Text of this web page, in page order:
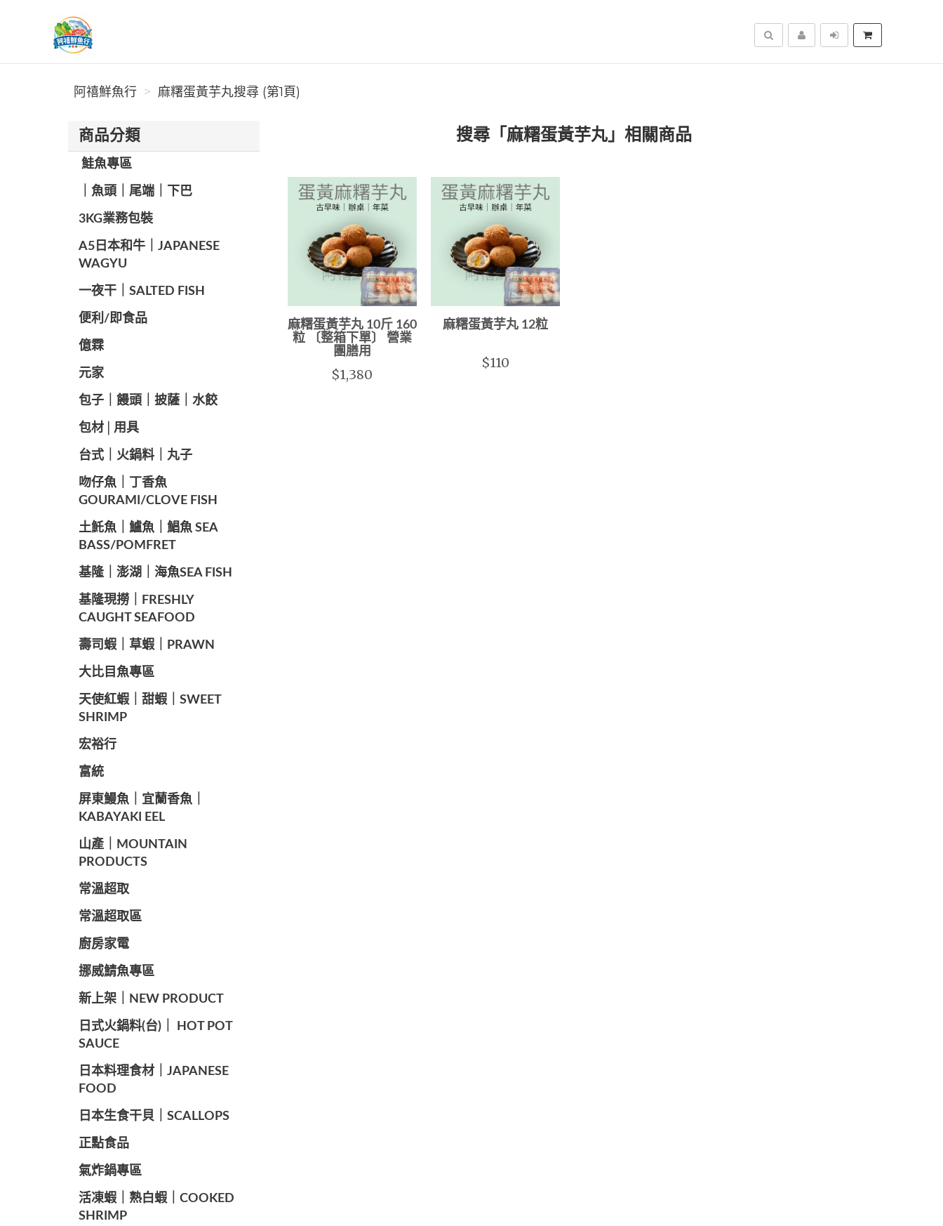
阿禧鮮魚行
搜尋
阿禧鮮魚行 麻糬蛋黃芋丸搜尋 (第1頁)
商品分類
️ 鮭魚專區
️｜魚頭｜尾端｜下巴
️3KG業務包裝
A5日本和牛｜JAPANESE
WAGYU
️一夜干｜SALTED FISH
便利/即食品
億霖
元家
️包子｜饅頭｜披薩｜水餃
包材│用具
️台式｜火鍋料｜丸子
️吻仔魚｜丁香魚
GOURAMI/CLOVE FISH
️土魠魚｜鱸魚｜鯧魚 SEA ​​
BASS/POMFRET
️基隆｜澎湖｜海魚SEA ​​FISH
️基隆現撈｜FRESHLY
CAUGHT SEAFOOD
️壽司蝦｜草蝦｜PRAWN
️大比目魚專區
️天使紅蝦｜甜蝦｜SWEET
SHRIMP
宏裕行
富統
️屏東鰻魚｜宜蘭香魚｜
KABAYAKI EEL
山產｜MOUNTAIN
PRODUCTS
常溫超取
常溫超取區
廚房家電
️挪威鯖魚專區
️新上架｜NEW PRODUCT
️日式火鍋料(台)｜ HOT POT
SAUCE
️日本料理食材｜JAPANESE
FOOD
日本生食干貝｜SCALLOPS
正點食品
️氣炸鍋專區
️活凍蝦｜熟白蝦｜COOKED
SHRIMP
搜尋「麻糬蛋黃芋丸」相關商品
麻糬蛋黃芋丸 10斤 160
粒 〔整箱下單〕 營業
團膳用
$1,380
麻糬蛋黃芋丸 12粒
$110